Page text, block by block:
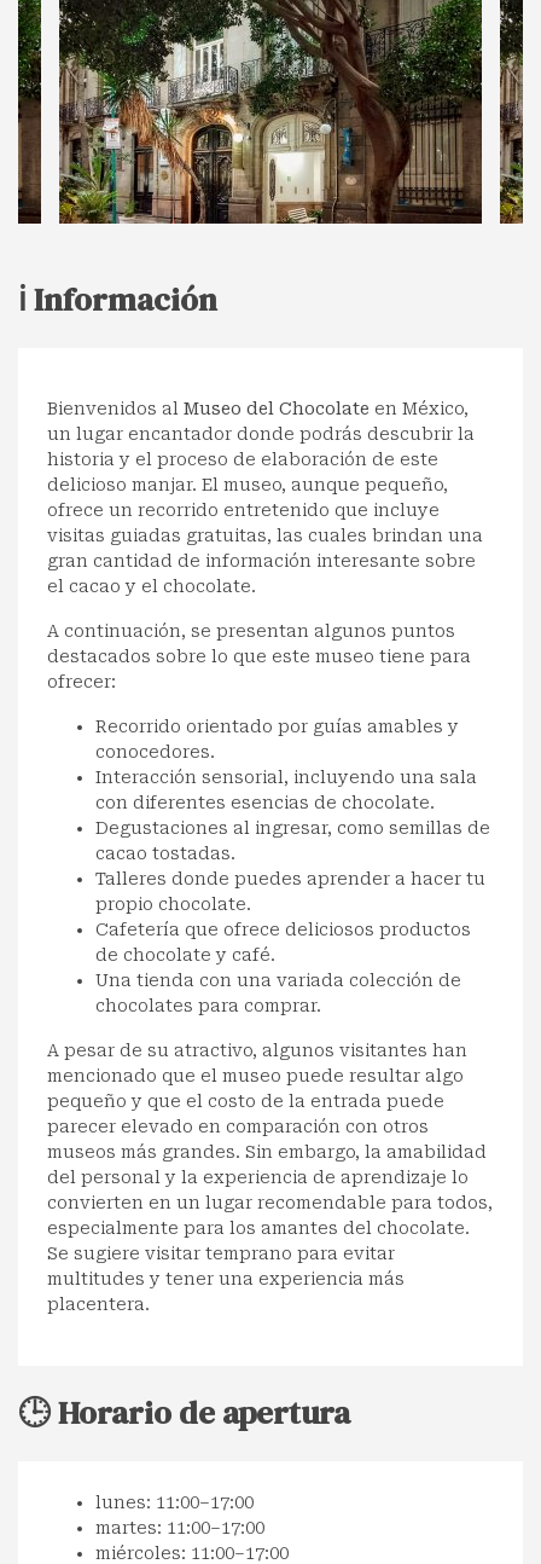
ℹ️ Información
Bienvenidos al Museo del Chocolate en México,
un lugar encantador donde podrás descubrir la
historia y el proceso de elaboración de este
delicioso manjar. El museo, aunque pequeño,
ofrece un recorrido entretenido que incluye
visitas guiadas gratuitas, las cuales brindan una
gran cantidad de información interesante sobre
el cacao y el chocolate.
A continuación, se presentan algunos puntos
destacados sobre lo que este museo tiene para
ofrecer:
Recorrido orientado por guías amables y
conocedores.
Interacción sensorial, incluyendo una sala
con diferentes esencias de chocolate.
Degustaciones al ingresar, como semillas de
cacao tostadas.
Talleres donde puedes aprender a hacer tu
propio chocolate.
Cafetería que ofrece deliciosos productos
de chocolate y café.
Una tienda con una variada colección de
chocolates para comprar.
A pesar de su atractivo, algunos visitantes han
mencionado que el museo puede resultar algo
pequeño y que el costo de la entrada puede
parecer elevado en comparación con otros
museos más grandes. Sin embargo, la amabilidad
del personal y la experiencia de aprendizaje lo
convierten en un lugar recomendable para todos,
especialmente para los amantes del chocolate.
Se sugiere visitar temprano para evitar
multitudes y tener una experiencia más
placentera.
🕒 Horario de apertura
lunes: 11:00–17:00
martes: 11:00–17:00
miércoles: 11:00–17:00